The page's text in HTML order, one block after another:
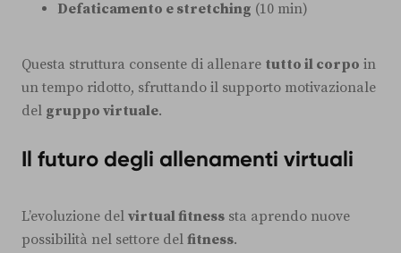
Defaticamento e stretching (10 min)
Questa struttura consente di allenare tutto il corpo in
un tempo ridotto, sfruttando il supporto motivazionale
del gruppo virtuale.
Il futuro degli allenamenti virtuali
L’evoluzione del virtual fitness sta aprendo nuove
possibilità nel settore del fitness.